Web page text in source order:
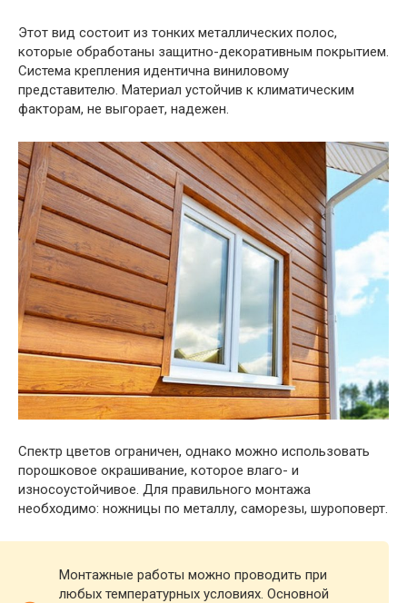
Этот вид состоит из тонких металлических полос,
которые обработаны защитно-декоративным покрытием.
Система крепления идентична виниловому
представителю. Материал устойчив к климатическим
факторам, не выгорает, надежен.
Спектр цветов ограничен, однако можно использовать
порошковое окрашивание, которое влаго- и
износоустойчивое. Для правильного монтажа
необходимо: ножницы по металлу, саморезы, шуроповерт.
Монтажные работы можно проводить при
любых температурных условиях. Основной